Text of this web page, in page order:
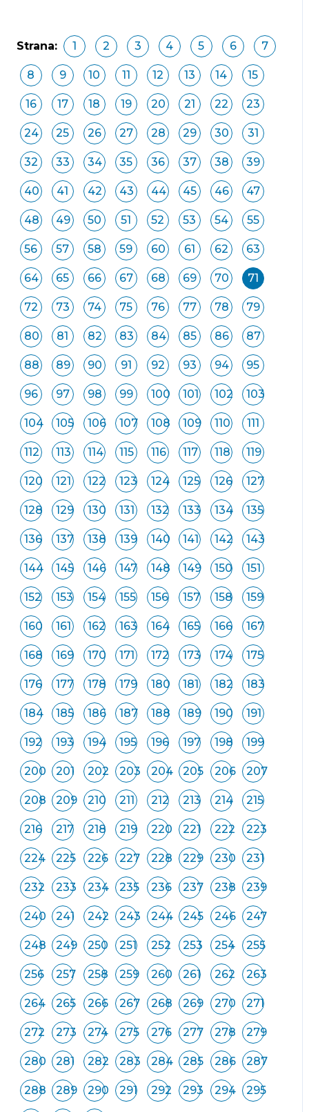
Strana: 1 2 3 4 5 6 7
8 9 10 11 12 13 14 15
16 17 18 19 20 21 22 23
24 25 26 27 28 29 30 31
32 33 34 35 36 37 38 39
40 41 42 43 44 45 46 47
48 49 50 51 52 53 54 55
56 57 58 59 60 61 62 63
64 65 66 67 68 69 70 71
72 73 74 75 76 77 78 79
80 81 82 83 84 85 86 87
88 89 90 91 92 93 94 95
96 97 98 99 100 101 102 103
104 105 106 107 108 109 110 111
112 113 114 115 116 117 118 119
120 121 122 123 124 125 126 127
128 129 130 131 132 133 134 135
136 137 138 139 140 141 142 143
144 145 146 147 148 149 150 151
152 153 154 155 156 157 158 159
160 161 162 163 164 165 166 167
168 169 170 171 172 173 174 175
176 177 178 179 180 181 182 183
184 185 186 187 188 189 190 191
192 193 194 195 196 197 198 199
200 201 202 203 204 205 206 207
208 209 210 211 212 213 214 215
216 217 218 219 220 221 222 223
224 225 226 227 228 229 230 231
232 233 234 235 236 237 238 239
240 241 242 243 244 245 246 247
248 249 250 251 252 253 254 255
256 257 258 259 260 261 262 263
264 265 266 267 268 269 270 271
272 273 274 275 276 277 278 279
280 281 282 283 284 285 286 287
288 289 290 291 292 293 294 295